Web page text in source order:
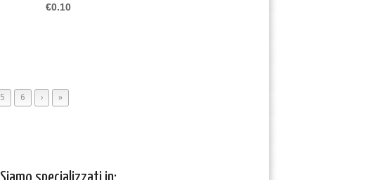
€0.10
5 6 › »